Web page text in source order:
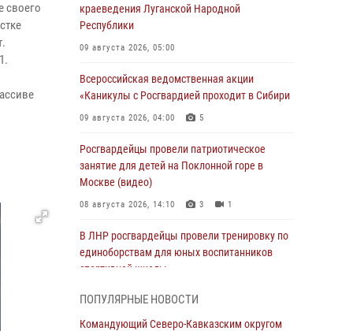
своего
краеведения Луганской Народной
Республики
09 августа 2026, 05:00
Всероссийская ведомственная акции
«Каникулы с Росгвардией проходит в Сибири
09 августа 2026, 04:00 5
Росгвардейцы провели патриотическое
занятие для детей на Поклонной горе в
Москве (видео)
08 августа 2026, 14:10 3 1
В ЛНР росгвардейцы провели тренировку по
единоборствам для юных воспитанников
спортивной школы
Сотрудники Росгвардии присоединились к
ПОПУЛЯРНЫЕ НОВОСТИ
Командующий Северо-Кавказским округом